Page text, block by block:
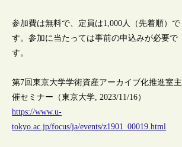
参加費は無料で、定員は1,000人（先着順）で
す。参加に当たっては事前の申込みが必要で
す。
第7回東京大学学術資産アーカイブ化推進室主
催セミナー（東京大学, 2023/11/16）
https://www.u-
tokyo.ac.jp/focus/ja/events/z1901_00019.html